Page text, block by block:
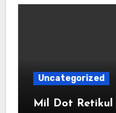
Uncategorized
Mil Dot